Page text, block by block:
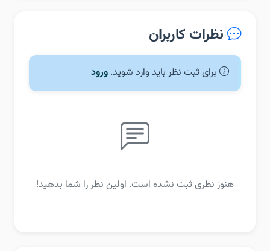
نظرات کاربران
برای ثبت نظر باید وارد شوید. ورود
هنوز نظری ثبت نشده است. اولین نظر را شما بدهید!